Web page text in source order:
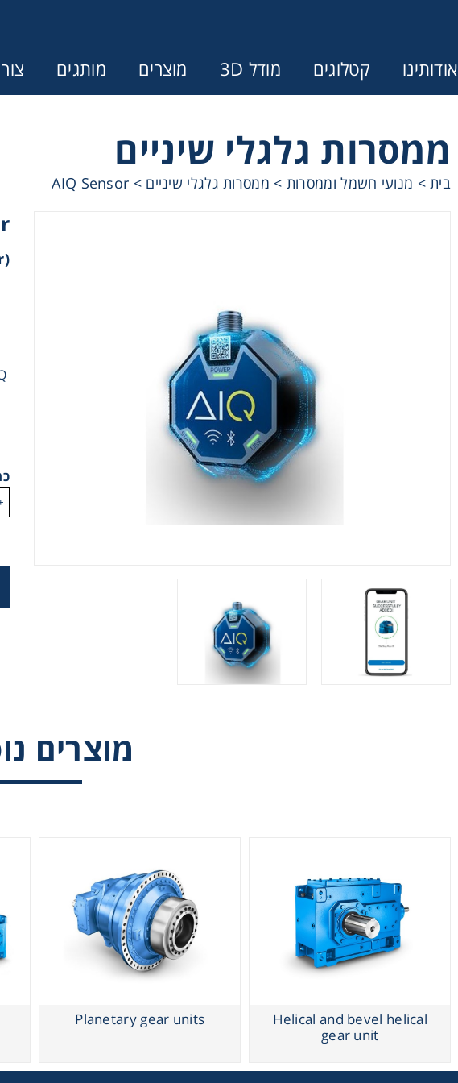
אודותינו קטלוגים מודל 3D מוצרים מותגים
ממסרות גלגלי שיניים
בית> מנועי חשמל וממסרות > ממסרות גלגלי שיניים >
AIQ Sensor
(Flender)
מוצרים
Helical and bevel helical
gear unit
Planetary gear units
Helical and bevel helical gear unit
Contact form not found.
מעונין לקבל הצעת מחיר או
מיסבים ובתי מיסב
שרשראות, גלגלי שרשרת וגלגלי שיניים
רצועות וי, רצועות תזמון וגלגלים
שינוע ליניארי
רשתות ואביזרי מסוע